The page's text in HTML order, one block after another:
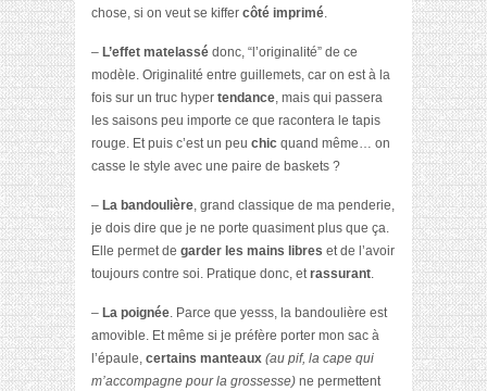
chose, si on veut se kiffer côté imprimé.
– L’effet matelassé donc, “l’originalité” de ce
modèle. Originalité entre guillemets, car on est à la
fois sur un truc hyper tendance, mais qui passera
les saisons peu importe ce que racontera le tapis
rouge. Et puis c’est un peu chic quand même… on
casse le style avec une paire de baskets ?
– La bandoulière, grand classique de ma penderie,
je dois dire que je ne porte quasiment plus que ça.
Elle permet de garder les mains libres et de l’avoir
toujours contre soi. Pratique donc, etrassurant.
– La poignée. Parce que yesss, la bandoulière est
amovible. Et même si je préfère porter mon sac à
l’épaule, certains manteaux (au pif, la cape qui
m’accompagne pour la grossesse) ne permettent